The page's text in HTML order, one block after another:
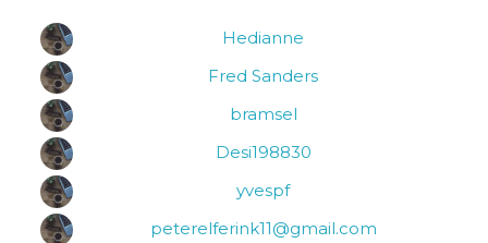
Hedianne
Fred Sanders
bramsel
Desi198830
yvespf
peterelferink11@gmail.com